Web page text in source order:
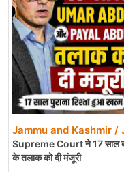
Jammu and Kashmir /
Supreme Court ने 17
के तलाक को दी मंजूरी